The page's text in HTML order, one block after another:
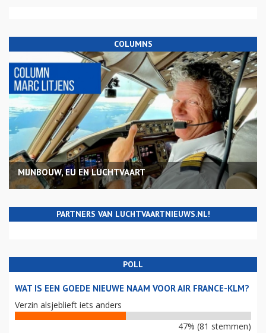
COLUMNS
MIJNBOUW, EU EN LUCHTVAART
PARTNERS VAN LUCHTVAARTNIEUWS.NL!
POLL
WAT IS EEN GOEDE NIEUWE NAAM VOOR AIR FRANCE-KLM?
Verzin alsjeblieft iets anders
47% (81 stemmen)